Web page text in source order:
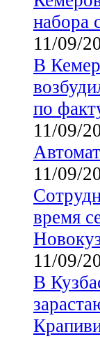
набора
11/09/
В
по
11/09/
11/09/
время
11/09/
В